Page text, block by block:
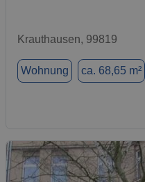
Krauthausen, 99819
Wohnung ca. 68,65 m²